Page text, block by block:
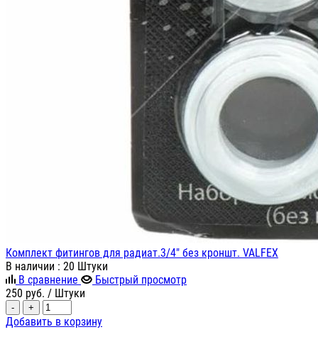
Комплект фитингов для радиат.3/4" без кроншт. VALFEX
В наличии : 20 Штуки
В сравнение
Быстрый просмотр
250 руб. / Штуки
- +
Добавить в корзину